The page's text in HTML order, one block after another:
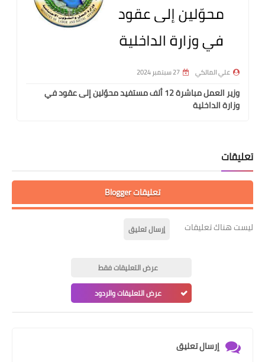
علي المالكي 27 سبتمبر 2024
وزير العمل مباشرة 12 ألف مستفيد محوّلين إلى عقود في
وزارة الداخلية
تعليقات
تعليقات Blogger
ليست هناك تعليقات إرسال تعليق
عرض التعليقات فقط
عرض التعليقات والردود
إرسال تعليق